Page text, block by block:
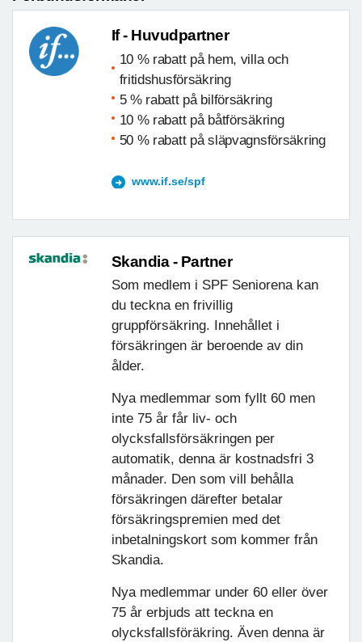
If - Huvudpartner
10 % rabatt på hem, villa och
fritidshusförsäkring
5 % rabatt på bilförsäkring
10 % rabatt på båtförsäkring
50 % rabatt på släpvagnsförsäkring
www.if.se/spf
Skandia - Partner
Som medlem i SPF Seniorena kan
du teckna en frivillig
gruppförsäkring. Innehållet i
försäkringen är beroende av din
ålder.
Nya medlemmar som fyllt 60 men
inte 75 år får liv- och
olycksfallsförsäkringen per
automatik, denna är kostnadsfri 3
månader. Den som vill behålla
försäkringen därefter betalar
försäkringspremien med det
inbetalningskort som kommer från
Skandia.
Nya medlemmar under 60 eller över
75 år erbjuds att teckna en
olycksfallsföräkring. Även denna är